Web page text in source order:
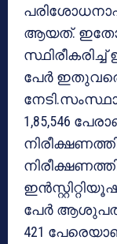
ആയത്.
പേര്‍
1,85,546
പേര്‍
421